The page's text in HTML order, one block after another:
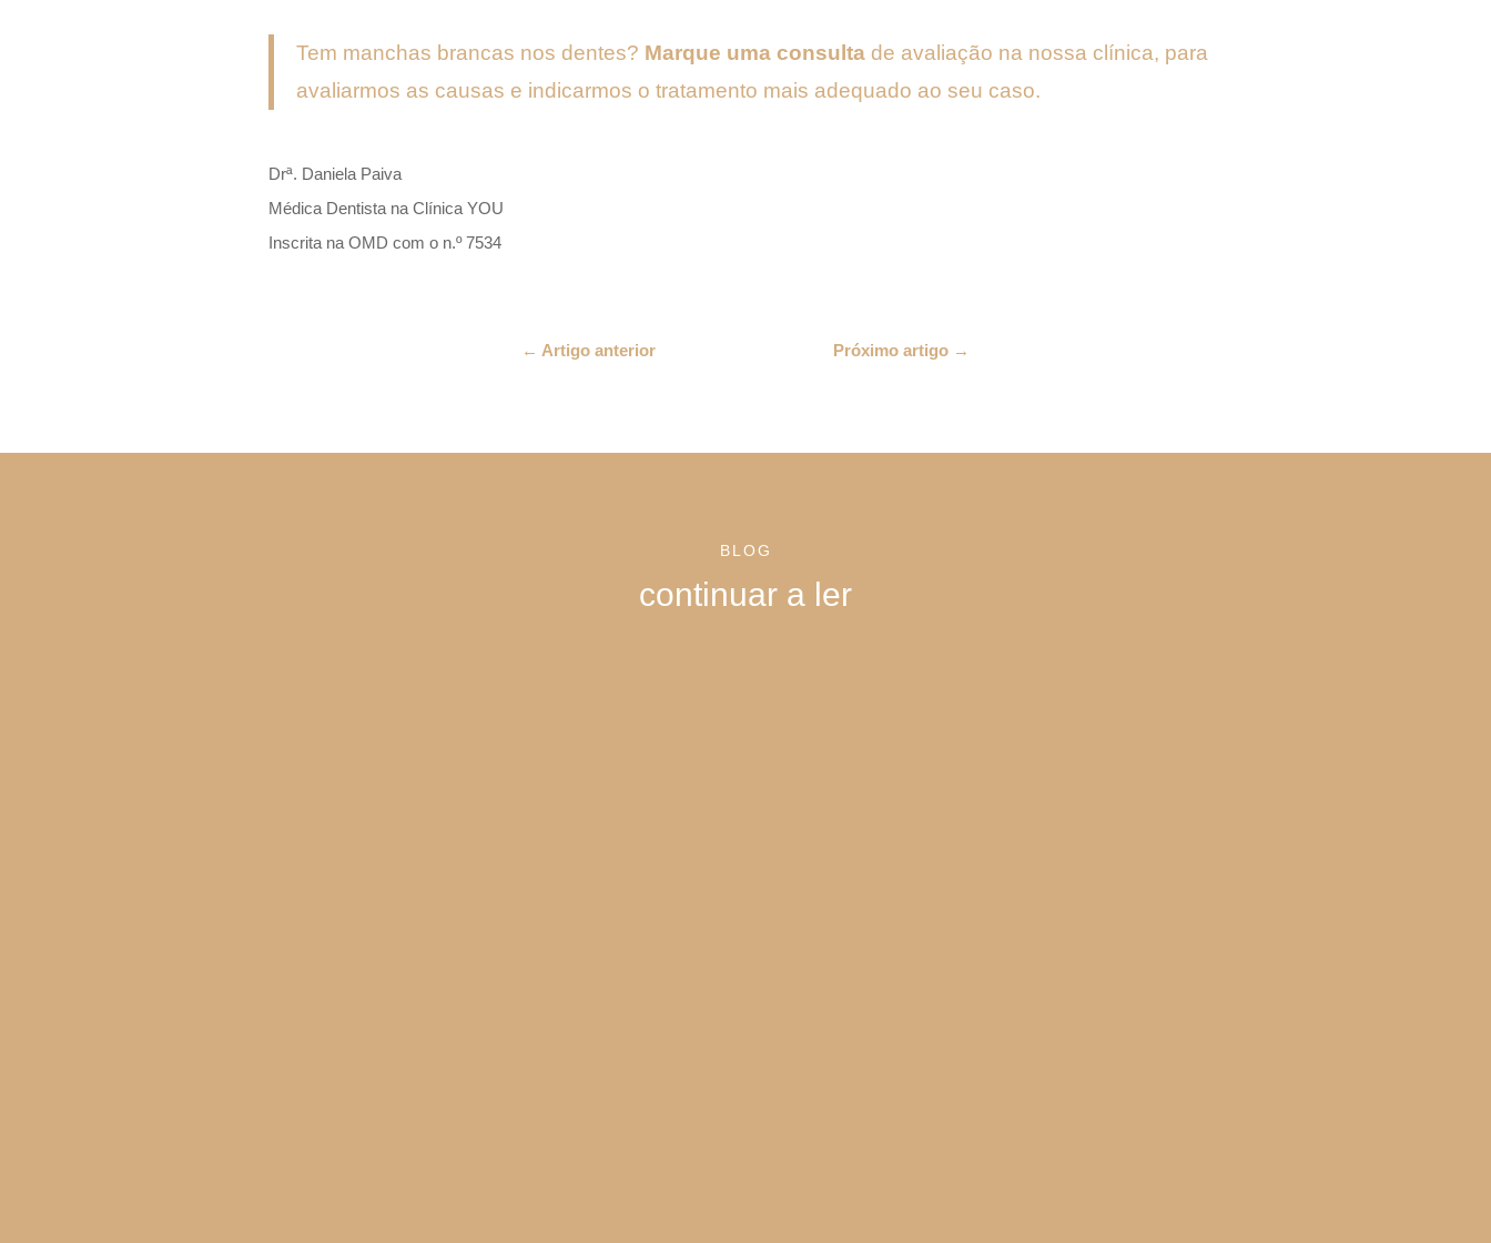
Tem manchas brancas nos dentes? Marque uma consultade avaliação na nossa clínica, para
avaliarmos as causas e indicarmos o tratamento mais adequado ao seu caso.
Drª. Daniela Paiva
Médica Dentista na Clínica YOU
Inscrita na OMD com o n.º 7534
← Artigo anterior Próximo artigo→
BLOG
continuar a ler